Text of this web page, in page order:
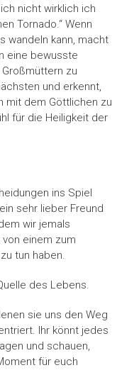
nicht wirklich ich
Tornado.“ Wenn
wandeln kann, macht
eine bewusste
zu
und erkennt,
mit dem Göttlichen zu
für die Heiligkeit der
ins Spiel
sehr lieber Freund
wir jemals
einem zum
tun haben.
des Lebens.
sie uns den Weg
Ihr könnt jedes
und schauen,
für euch